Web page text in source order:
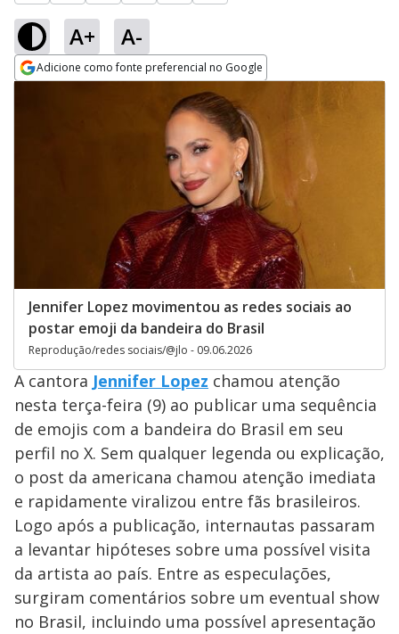
A+ A-
Adicione como fonte preferencial no Google
Jennifer Lopez movimentou as redes sociais ao
postar emoji da bandeira do Brasil
Reprodução/redes sociais/@jlo - 09.06.2026
A cantora Jennifer Lopez chamou atenção
nesta terça-feira (9) ao publicar uma sequência
de emojis com a bandeira do Brasil em seu
perfil no X. Sem qualquer legenda ou explicação,
o post da americana chamou atenção imediata
e rapidamente viralizou entre fãs brasileiros.
Logo após a publicação, internautas passaram
a levantar hipóteses sobre uma possível visita
da artista ao país. Entre as especulações,
surgiram comentários sobre um eventual show
no Brasil, incluindo uma possível apresentação